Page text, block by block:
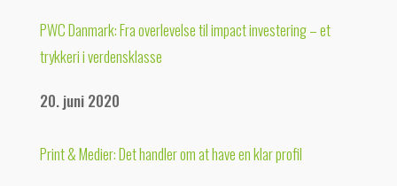
PWC Danmark: Fra overlevelse til impact investering – et
trykkeri i verdensklasse
20. juni 2020
Print & Medier: Det handler om at have en klar profil